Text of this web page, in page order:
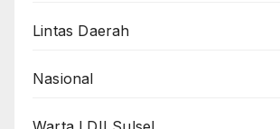
Lintas Daerah
Nasional